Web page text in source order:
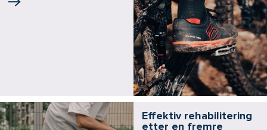
Effektiv rehabilitering
etter en fremre